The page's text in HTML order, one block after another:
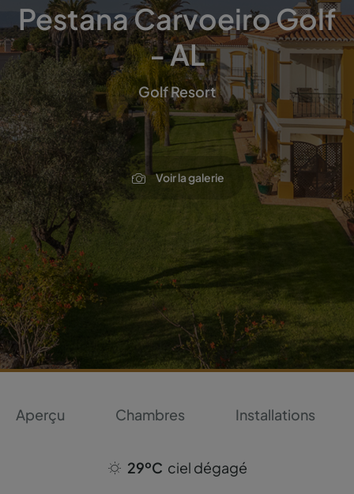
Pestana Carvoeiro Golf
- AL
Golf Resort
Voir la galerie
Aperçu Chambres Installations
29ºC ciel dégagé